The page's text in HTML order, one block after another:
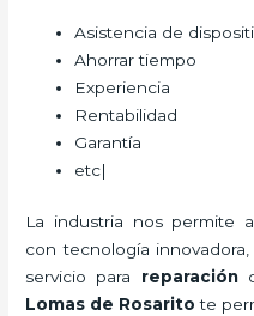
Asistencia de
Ahorrar tiempo
Experiencia
Rentabilidad
Garantía
etc|
La industria nos permite
con tecnología
servicio para reparación
Lomas de Rosarito te